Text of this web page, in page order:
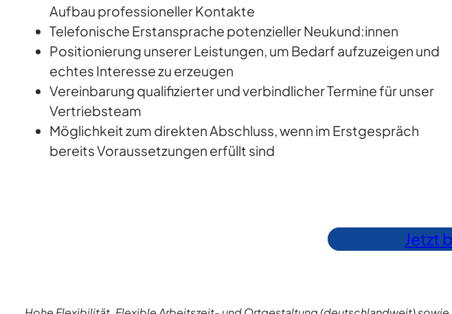
Aufbau professioneller Kontakte
Telefonische Erstansprache potenzieller Neukund:innen
Positionierung unserer Leistungen, um Bedarf aufzuzeigen und
echtes Interesse zu erzeugen
Vereinbarung qualifizierter und verbindlicher Termine für unser
Vertriebsteam
Möglichkeit zum direkten Abschluss, wenn im Erstgespräch
bereits Voraussetzungen erfüllt sind
Jetzt